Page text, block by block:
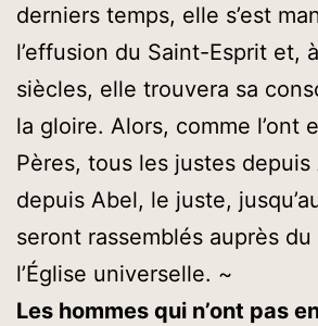
derniers temps, elle s’est
l’effusion du Saint-Esprit et,
siècles, elle trouvera sa
la gloire. Alors, comme l’ont
Pères, tous les justes depuis
depuis Abel, le juste,
seront rassemblés auprès du
l’Église universelle. ~
Les hommes qui n’ont pas